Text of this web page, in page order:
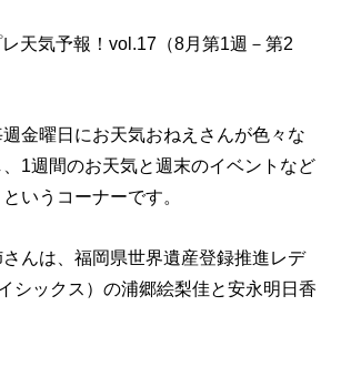
天気予報！vol.17（8月第1週－第2
金曜日にお天気おねえさんが色々な
1週間のお天気と週末のイベントなど
いうコーナーです。
んは、福岡県世界遺産登録推進レデ
シックス）の浦郷絵梨佳と安永明日香